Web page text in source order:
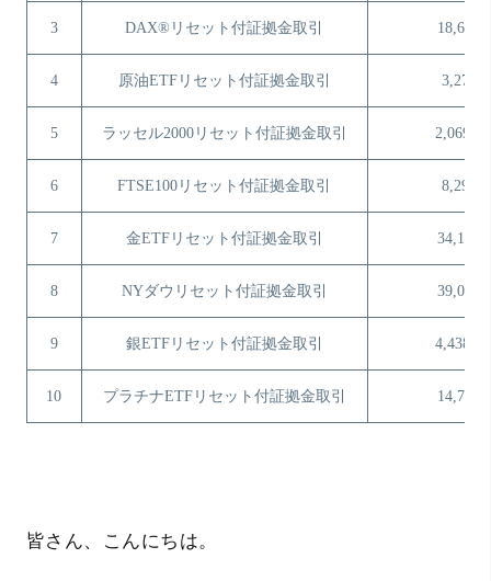
3 DAX®リセット付証拠金取引 18,652
4 原油ETFリセット付証拠金取引 3,274
5 ラッセル2000リセット付証拠金取引 2,069.5
6 FTSE100リセット付証拠金取引 8,293
7 金ETFリセット付証拠金取引 34,190
8 NYダウリセット付証拠金取引 39,030
9 銀ETFリセット付証拠金取引 4,438.1
10 プラチナETFリセット付証拠金取引 14,790
皆さん、こんにちは。